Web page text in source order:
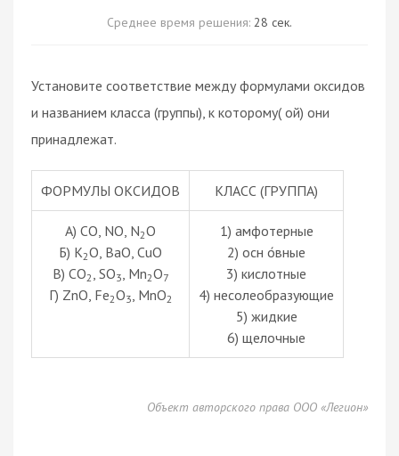
Среднее время решения: 28 сек.
Установите соответствие между формулами оксидов
и названием класса (группы), к которому( ой) они
принадлежат.
ФОРМУЛЫ ОКСИДОВ КЛАСС (ГРУППА)
А) CO, NO, N2O
Б) K2O, BaO, CuO
В) CO2 , SO3 , Mn2O7
Г) ZnO, Fe2O3 , MnO2
1) амфотерные
2) осн о́вные
3) кислотные
4) несолеобразующие
5) жидкие
6) щелочные
Объект авторского права ООО «Легион»